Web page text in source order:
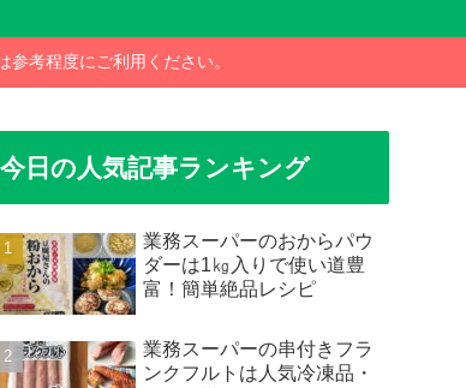
考程度にご利用ください。
今日の人気記事ランキング
業務スーパーのおからパウ
ダーは1㎏入りで使い道豊
富！簡単絶品レシピ
業務スーパーの串付きフラ
ンクフルトは人気冷凍品・